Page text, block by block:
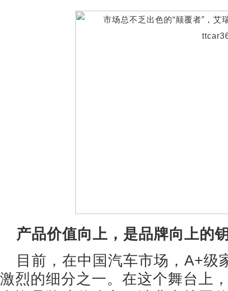
产品价值向上，是品牌向上的
目前，在中国汽车市场，A+级
激烈的细分之一。在这个舞台上